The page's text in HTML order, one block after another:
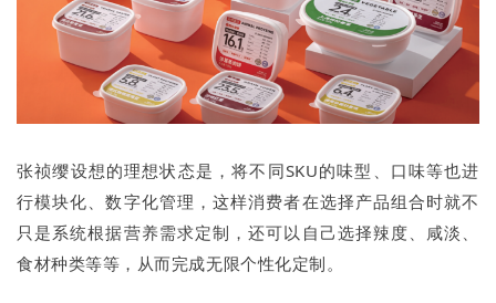
张祯缨设想的理想状态是，将不同SKU的味型、口味等也进
行模块化、数字化管理，这样消费者在选择产品组合时就不
只是系统根据营养需求定制，还可以自己选择辣度、咸淡、
食材种类等等，从而完成无限个性化定制。